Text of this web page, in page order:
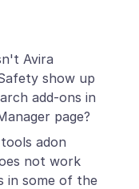
Avira
show up
add-ons in
page?
adon
not work
in some of the